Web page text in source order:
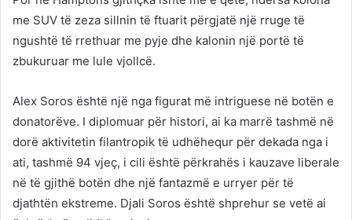
me SUV të zeza sillnin të ftuarit përgjatë një rruge të
ngushtë të rrethuar me pyje dhe kalonin një portë të
zbukuruar me lule vjollcë.
Alex Soros është një nga figurat më intriguese në botën e
donatorëve. I diplomuar për histori, ai ka marrë tashmë në
dorë aktivitetin filantropik të udhëhequr për dekada nga i
ati, tashmë 94 vjeç, i cili është përkrahës i kauzave liberale
në të gjithë botën dhe një fantazmë e urryer për të
djathtën ekstreme. Djali Soros është shprehur se vetë ai